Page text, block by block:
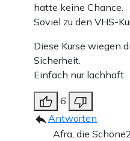
hatte keine Chance.
Soviel zu den VHS-
Diese Kurse wiegen
Sicherheit.
Einfach nur lachhaft.
6
Antworten
Afra, die Schöne